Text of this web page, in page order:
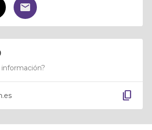
content_copy